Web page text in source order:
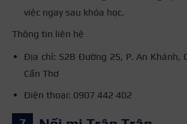
việc ngay sau khóa học.
Thông tin liên hệ
Địa chỉ: 52B Đường 25, P. An Khánh,
Cần Thơ
Điện thoại: 0907 442 402